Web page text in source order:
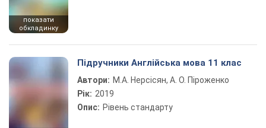
показати
обкладинку
Підручники Англійська мова 11 клас
Автори: М.А. Нерсісян, А. О. Піроженко
Рік: 2019
Опис: Рівень стандарту